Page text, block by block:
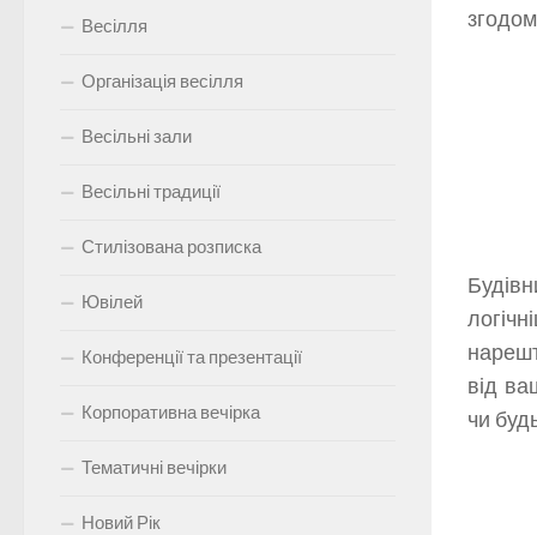
від
чи
Весілля
Організація весілля
Весільні зали
Весільні традиції
Стилізована розписка
Ювілей
Конференції та презентації
Корпоративна вечірка
Тематичні вечірки
Новий Рік